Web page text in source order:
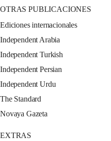
OTRAS PUBLICACIONES
Ediciones internacionales
Independent Arabia
Independent Turkish
Independent Persian
Independent Urdu
The Standard
Novaya Gazeta
EXTRAS